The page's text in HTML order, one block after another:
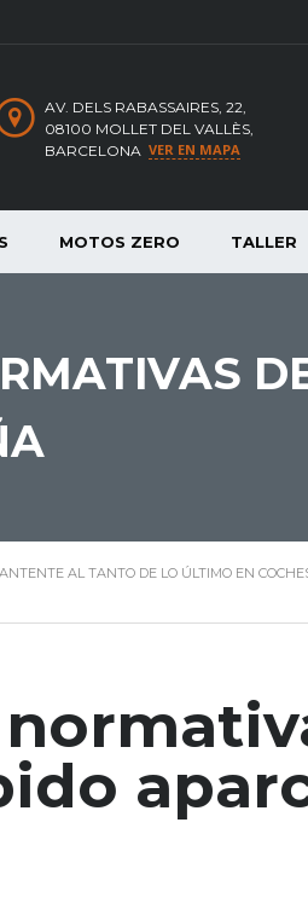
AV. DELS RABASSAIRES, 22,
08100 MOLLET DEL VALLÈS,
BARCELONA VER EN MAPA
MOTOS ZERO TALLER
AL TANTO DE LO ÚLTIMO EN